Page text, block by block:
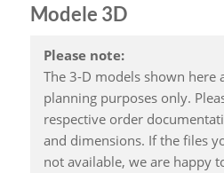
Modele 3D
Please note:
The 3-D models shown here
planning purposes only.
respective order
and dimensions. If the files
not available, we are happy